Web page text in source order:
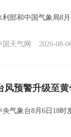
利部和中国气象局8
国天气网 2026-08-
风预警升级至
央气象台8月6日18时